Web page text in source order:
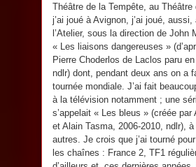
Théâtre de la Tempête, au Théâtre
j’ai joué à Avignon, j’ai joué,
l’Atelier, sous la direction de John
« Les liaisons dangereuses »
Pierre Choderlos de Laclos paru en
ndlr) dont, pendant deux ans on a
tournée mondiale. J’ai fait
à la télévision notamment ; une
s’appelait « Les bleus » (créée par
et Alain Tasma, 2006-2010, ndlr), à
autres. Je crois que j’ai tourné
les chaînes : France 2, TF1